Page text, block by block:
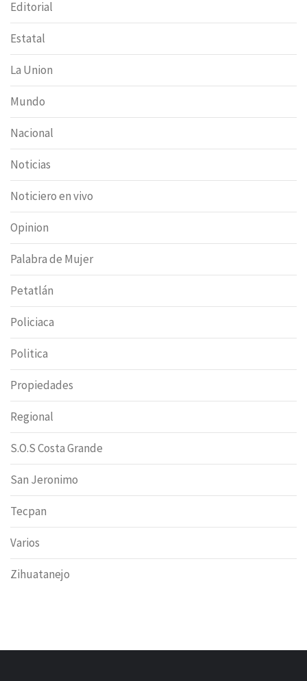
Editorial
Estatal
La Union
Mundo
Nacional
Noticias
Noticiero en vivo
Opinion
Palabra de Mujer
Petatlán
Policiaca
Politica
Propiedades
Regional
S.O.S Costa Grande
San Jeronimo
Tecpan
Varios
Zihuatanejo